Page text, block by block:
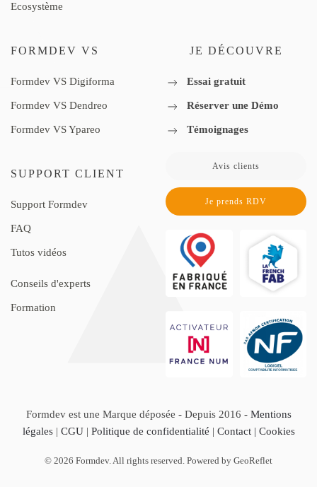
Ecosystème
FORMDEV VS
Formdev VS Digiforma
Formdev VS Dendreo
Formdev VS Ypareo
SUPPORT CLIENT
Support Formdev
FAQ
Tutos vidéos
Conseils d'experts
Formation
JE DÉCOUVRE
Essai gratuit
Réserver une Démo
Témoignages
Avis clients
Je prends RDV
Formdev est une Marque déposée - Depuis 2016 - Mentions
légales| CGU| Politique de confidentialité | Contact | Cookies
© 2026 Formdev. All rights reserved. Powered by GeoReflet